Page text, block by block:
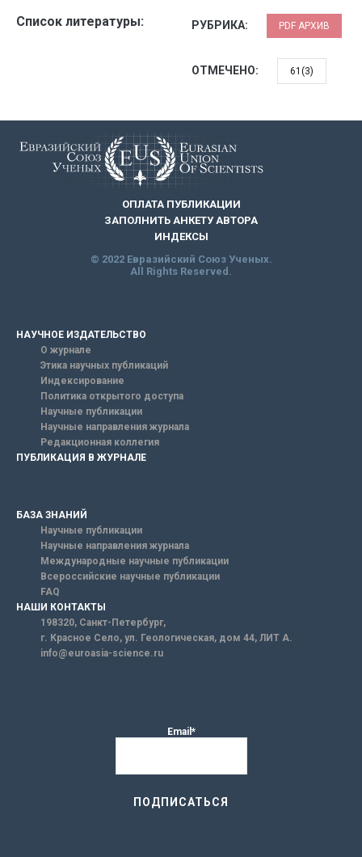
Список литературы: РУБРИКА: PDF АРХИВ
ОТМЕЧЕНО: 61(3)
ОПЛАТА ПУБЛИКАЦИИ
ЗАПОЛНИТЬ АНКЕТУ АВТОРА
ИНДЕКСЫ
© 2022 Евразийский Союз Ученых.
All Rights Reserved.
НАУЧНОЕ ИЗДАТЕЛЬСТВО
О журнале
Этика научных публикаций
Индексирование
Политика открытого доступа
Научные публикации
Научные направления журнала
Редакционная коллегия
ПУБЛИКАЦИЯ В ЖУРНАЛЕ
БАЗА ЗНАНИЙ
Научные публикации
Научные направления журнала
Международные научные публикации
Всероссийские научные публикации
FAQ
НАШИ КОНТАКТЫ
198320, Санкт-Петербург,
г. Красное Село, ул. Геологическая, дом 44, ЛИТ А.
info@euroasia-science.ru
Email*